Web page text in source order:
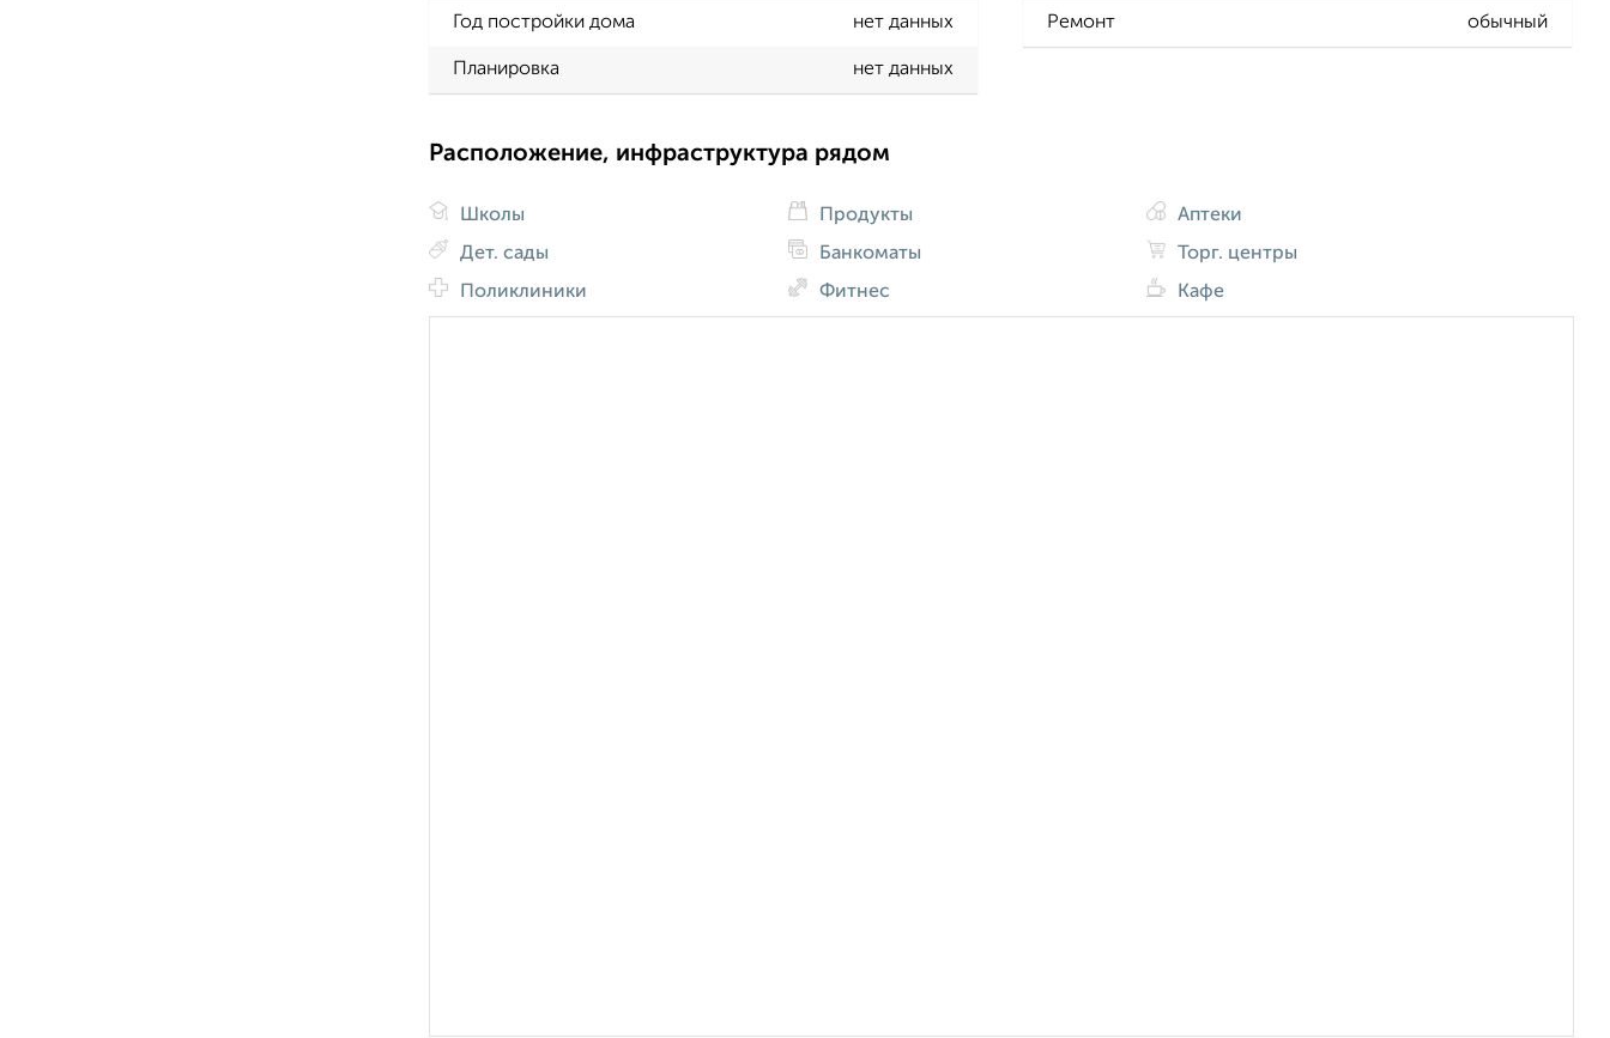
Год постройки дома нет данных Ремонт обычный
Планировка нет данных
Расположение, инфраструктура рядом
Школы
Дет. сады
Поликлиники
Продукты
Банкоматы
Фитнес
Аптеки
Торг. центры
Кафе